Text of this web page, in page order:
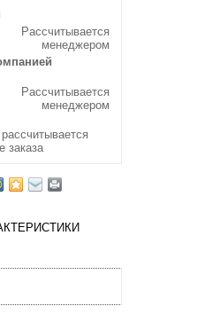
Рассчитывается
менеджером
Рассчитывается
менеджером
заказа